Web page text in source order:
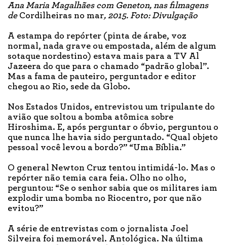
Ana Maria Magalhães com Geneton, nas filmagens
deCordilheiras no mar, 2015. Foto: Divulgação
A estampa do repórter (pinta de árabe, voz
normal, nada grave ou empostada, além de algum
sotaque nordestino) estava mais para a TV Al
Jazeera do que para o chamado “padrão global”.
Mas a fama de pauteiro, perguntador e editor
chegou ao Rio, sede da Globo.
Nos Estados Unidos, entrevistou um tripulante do
avião que soltou a bomba atômica sobre
Hiroshima. E, após perguntar o óbvio, perguntou o
que nunca lhe havia sido perguntado. “Qual objeto
pessoal você levou a bordo?” “Uma Bíblia.”
O general Newton Cruz tentou intimidá-lo. Mas o
repórter não temia cara feia. Olho no olho,
perguntou: “Se o senhor sabia que os militares iam
explodir uma bomba no Riocentro, por que não
evitou?”
A série de entrevistas com o jornalista Joel
Silveira foi memorável. Antológica. Na última